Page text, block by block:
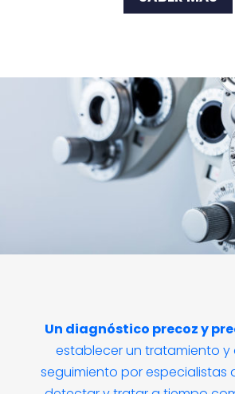
Un diagnóstico precoz y
establecer un tratamiento
seguimiento porespecialistas